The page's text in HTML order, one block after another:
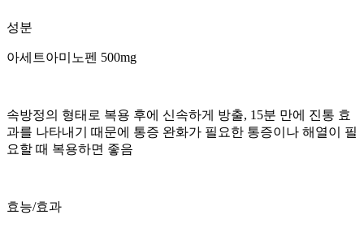
성분
아세트아미노펜 500mg
속방정의 형태로 복용 후에 신속하게 방출, 15분 만에 진통 효
과를 나타내기 때문에 통증 완화가 필요한 통증이나 해열이 필
요할 때 복용하면 좋음
효능/효과